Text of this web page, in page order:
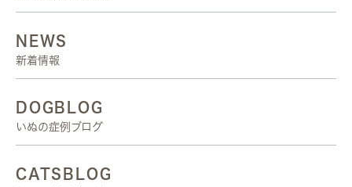
NEWS
新着情報
DOGBLOG
いぬの症例ブログ
CATSBLOG